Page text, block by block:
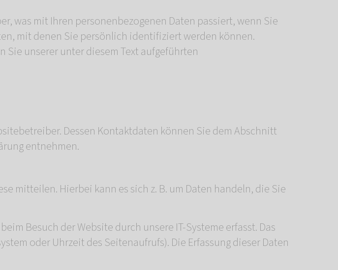
was mit Ihren personenbezogenen Daten passiert, wenn Sie
mit denen Sie persönlich identifiziert werden können.
unserer unter diesem Text aufgeführten
Dessen Kontaktdaten können Sie dem Abschnitt
entnehmen.
mitteilen. Hierbei kann es sich z. B. um Daten handeln, die Sie
Besuch der Website durch unsere IT-Systeme erfasst. Das
oder Uhrzeit des Seitenaufrufs). Die Erfassung dieser Daten